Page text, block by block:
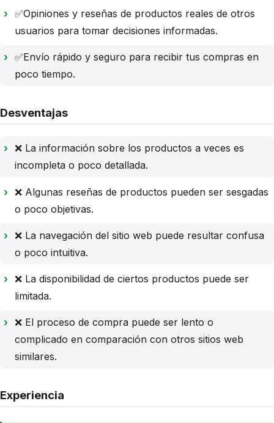
✅Opiniones y reseñas de productos reales de otros
usuarios para tomar decisiones informadas.
✅Envío rápido y seguro para recibir tus compras en
poco tiempo.
Desventajas
❌ La información sobre los productos a veces es
incompleta o poco detallada.
❌ Algunas reseñas de productos pueden ser sesgadas
o poco objetivas.
❌ La navegación del sitio web puede resultar confusa
o poco intuitiva.
❌ La disponibilidad de ciertos productos puede ser
limitada.
❌ El proceso de compra puede ser lento o
complicado en comparación con otros sitios web
similares.
Experiencia